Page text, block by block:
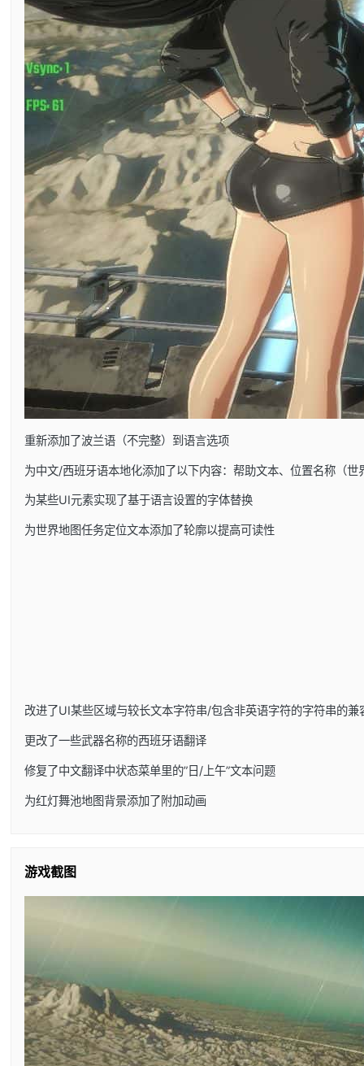
重新添加了波兰语（不完整）到语言选项
为中文/西班牙语本地化添加了以下内容：帮助文本、位置名称（
为某些UI元素实现了基于语言设置的字体替换
为世界地图任务定位文本添加了轮廓以提高可读性
改进了UI某些区域与较长文本字符串/包含非英语字符的字符串的兼
更改了一些武器名称的西班牙语翻译
修复了中文翻译中状态菜单里的”日/上午”文本问题
为红灯舞池地图背景添加了附加动画
游戏截图